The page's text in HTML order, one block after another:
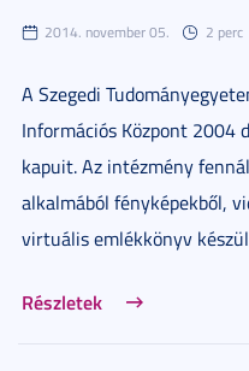
2014. november 05. 2 perc
A Szegedi
Információs Központ 2004
kapuit. Az intézmény
alkalmából fényképekből,
virtuális emlékkönyv
Részletek